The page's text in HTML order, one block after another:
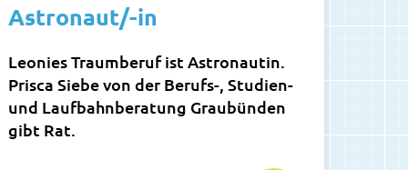
Astronaut/-in
Leonies Traumberuf ist Astronautin.
Prisca Siebe von der Berufs-, Studien-
und Laufbahnberatung Graubünden
gibt Rat.